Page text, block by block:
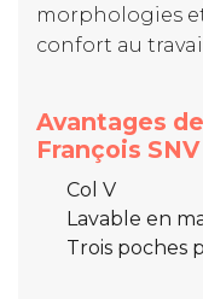
morphologies
confort au
Avantages
François SNV
Col V
Lavable en
Trois poches